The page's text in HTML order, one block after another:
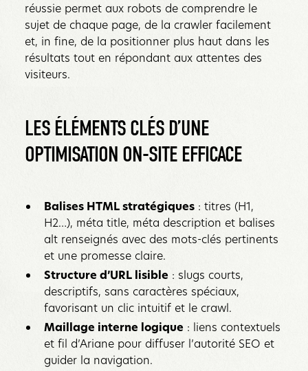
réussie permet aux robots de comprendre le
sujet de chaque page, de la crawler facilement
et, in fine, de la positionner plus haut dans les
résultats tout en répondant aux attentes des
visiteurs.‍‍
LES ÉLÉMENTS CLÉS D’UNE
OPTIMISATION ON-SITE EFFICACE‍
Balises HTML stratégiques : titres (H1,
H2…), méta title, méta description et balises
alt renseignés avec des mots-clés pertinents
et une promesse claire.
Structure d’URL lisible : slugs courts,
descriptifs, sans caractères spéciaux,
favorisant un clic intuitif et le crawl.
Maillage interne logique : liens contextuels
et fil d’Ariane pour diffuser l’autorité SEO et
guider la navigation.